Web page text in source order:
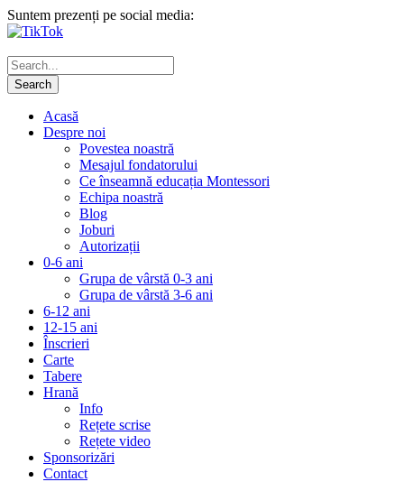
Suntem prezenți pe social media:
Acasă
Despre noi
Povestea noastră
Mesajul fondatorului
Ce înseamnă educația Montessori
Echipa noastră
Blog
Joburi
Autorizații
0-6 ani
Grupa de vârstă 0-3 ani
Grupa de vârstă 3-6 ani
6-12 ani
12-15 ani
Înscrieri
Carte
Tabere
Hrană
Info
Rețete scrise
Rețete video
Sponsorizări
Contact